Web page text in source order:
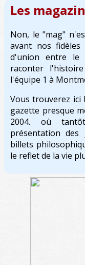
Les
Non, le "mag"
avant nos
d'union entre le
raconter
l'équipe 1 à
Vous trouverez ici
gazette presque
2004. où
présentation
billets
le reflet de la vie